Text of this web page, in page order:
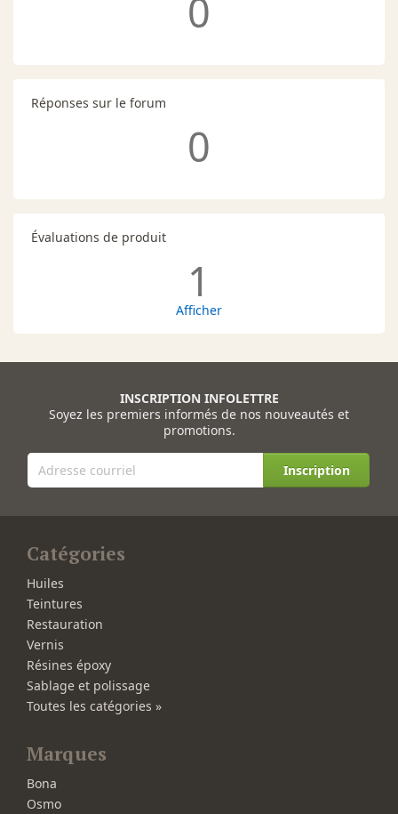
0
Réponses sur le forum
0
Évaluations de produit
1
Afficher
INSCRIPTION INFOLETTRE
Soyez les premiers informés de nos nouveautés et
promotions.
Inscription
Catégories
Huiles
Teintures
Restauration
Vernis
Résines époxy
Sablage et polissage
Toutes les catégories »
Marques
Bona
Osmo